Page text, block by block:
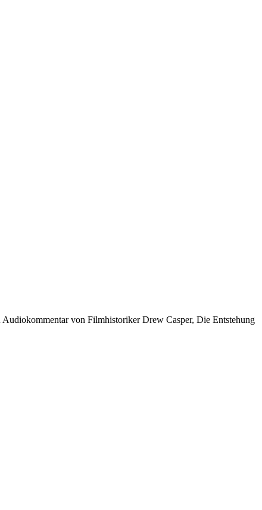
von Filmhistoriker Drew Casper, Die Entstehung